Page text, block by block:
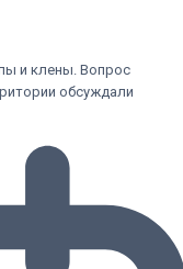
и клены. Вопрос
обсуждали